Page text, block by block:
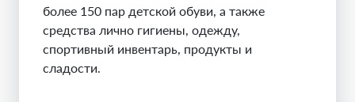
более 150 пар детской обуви, а также
средства лично гигиены, одежду,
спортивный инвентарь, продукты и
сладости.